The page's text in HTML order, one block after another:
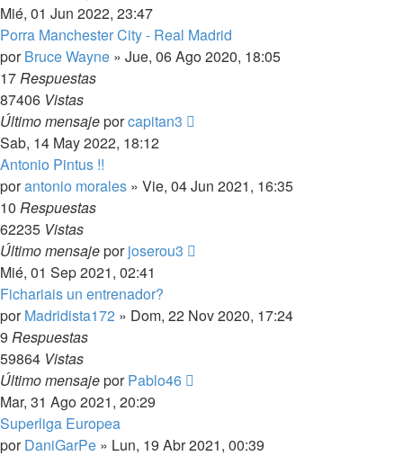
Mié, 01 Jun 2022, 23:47
Porra Manchester City - Real Madrid
porBruce Wayne » Jue, 06 Ago 2020, 18:05
17Respuestas
87406 Vistas
Último mensajeporcapitan3
Sab, 14 May 2022, 18:12
Antonio Pintus !!
porantonio morales » Vie, 04 Jun 2021, 16:35
10 Respuestas
62235 Vistas
Último mensajeporjoserou3
Mié, 01 Sep 2021, 02:41
Fichariais un entrenador?
porMadridista172 » Dom, 22 Nov 2020, 17:24
9 Respuestas
59864 Vistas
Último mensajeporPablo46
Mar, 31 Ago 2021, 20:29
Superliga Europea
porDaniGarPe » Lun, 19 Abr 2021, 00:39